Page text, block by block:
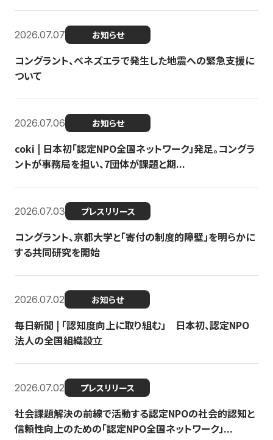
2026.07.07 お知らせ
コングラント、ベネズエラで発生した地震への緊急支援に
ついて
2026.07.06 お知らせ
coki | 日本初「認定NPO全国ネットワーク」発足。コングラ
ントが事務局を担い、7団体が課題と期...
2026.07.03 プレスリリース
コングラント、京都大学と「寄付の制度的障壁」を明らかに
する共同研究を開始
2026.07.02 お知らせ
毎日新聞 | 「認知度向上に取り組む」 日本初、認定NPO
法人の全国組織設立
2026.07.02 プレスリリース
社会課題解決の前線で活動する認定NPOの社会的認知と
信頼性向上のための「認定NPO全国ネットワーク」...